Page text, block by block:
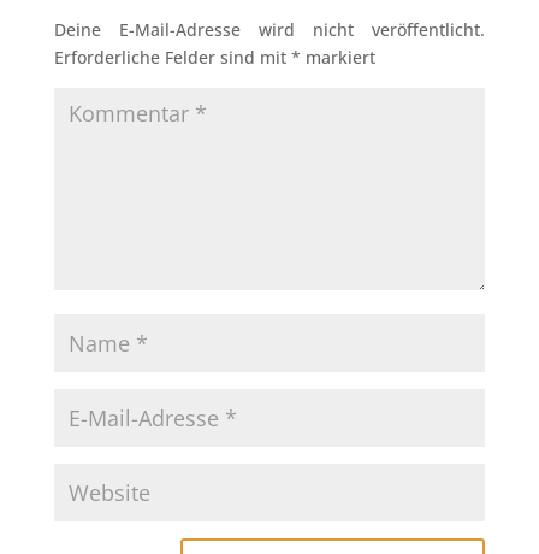
Deine E-Mail-Adresse wird nicht veröffentlicht.
Erforderliche Felder sind mit * markiert